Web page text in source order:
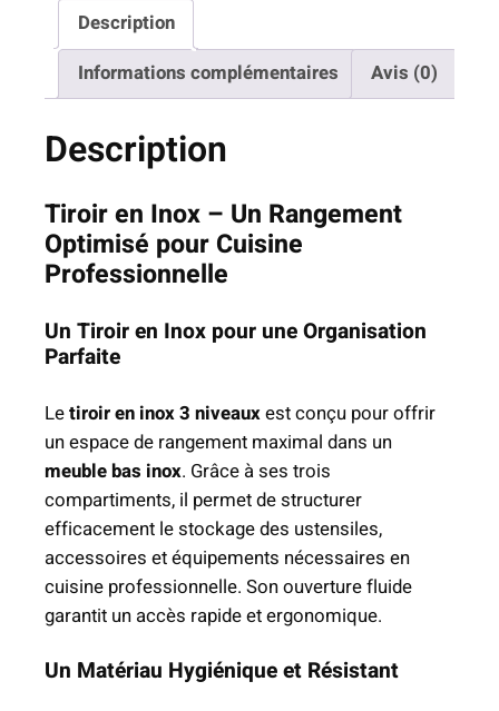
0
à
9
9
,
0
T
i
r
e
I
n
x
–
3
N
i
v
e
a
x
Description
Informations complémentaires
Avis (0)
Description
Tiroir en Inox – Un Rangement
Optimisé pour Cuisine
Professionnelle
Un Tiroir en Inox pour une Organisation
Parfaite
Letiroir en inox 3 niveauxest conçu pour offrir
un espace de rangement maximal dans un
meuble bas inox. Grâce à ses trois
compartiments, il permet de structurer
efficacement le stockage des ustensiles,
accessoires et équipements nécessaires en
cuisine professionnelle. Son ouverture fluide
garantit un accès rapide et ergonomique.
Un Matériau Hygiénique et Résistant